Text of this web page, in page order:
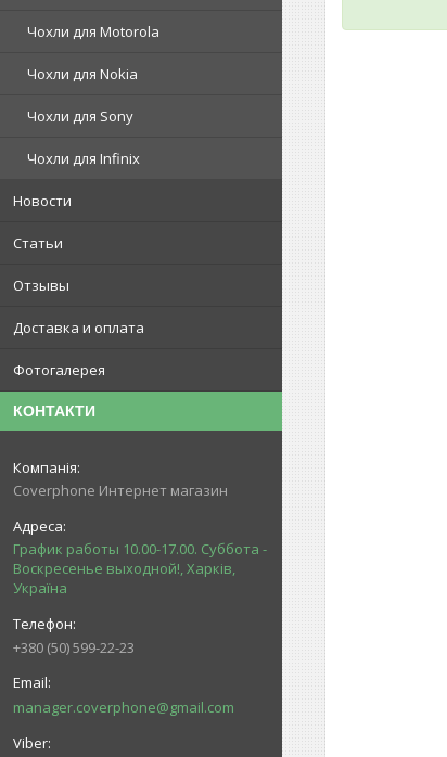
Чохли для Motorola
Чохли для Nokia
Чохли для Sony
Чохли для Infinix
Новости
Статьи
Отзывы
Доставка и оплата
Фотогалерея
КОНТАКТИ
Coverphone Интернет магазин
График работы 10.00-17.00. Суббота -
Воскресенье выходной!, Харків,
Україна
+380 (50) 599-22-23
manager.coverphone@gmail.com